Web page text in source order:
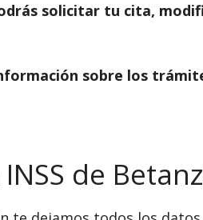
solicitar tu cita,
sobre los
de